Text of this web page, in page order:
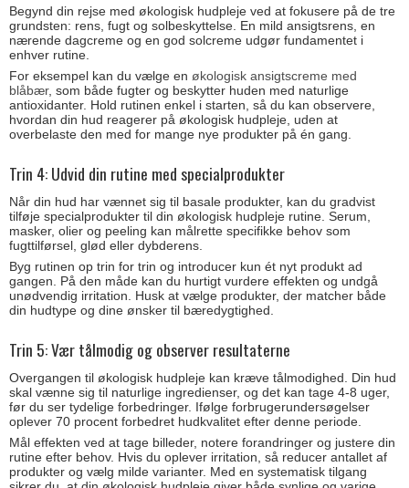
Begynd din rejse med økologisk hudpleje ved at fokusere på de tre
grundsten: rens, fugt og solbeskyttelse. En mild ansigtsrens, en
nærende dagcreme og en god solcreme udgør fundamentet i
enhver rutine.
For eksempel kan du vælge en økologisk ansigtscreme med
blåbær, som både fugter og beskytter huden med naturlige
antioxidanter. Hold rutinen enkel i starten, så du kan observere,
hvordan din hud reagerer på økologisk hudpleje, uden at
overbelaste den med for mange nye produkter på én gang.
Trin 4: Udvid din rutine med specialprodukter
Når din hud har vænnet sig til basale produkter, kan du gradvist
tilføje specialprodukter til din økologisk hudpleje rutine. Serum,
masker, olier og peeling kan målrette specifikke behov som
fugttilførsel, glød eller dybderens.
Byg rutinen op trin for trin og introducer kun ét nyt produkt ad
gangen. På den måde kan du hurtigt vurdere effekten og undgå
unødvendig irritation. Husk at vælge produkter, der matcher både
din hudtype og dine ønsker til bæredygtighed.
Trin 5: Vær tålmodig og observer resultaterne
Overgangen til økologisk hudpleje kan kræve tålmodighed. Din hud
skal vænne sig til naturlige ingredienser, og det kan tage 4-8 uger,
før du ser tydelige forbedringer. Ifølge forbrugerundersøgelser
oplever 70 procent forbedret hudkvalitet efter denne periode.
Mål effekten ved at tage billeder, notere forandringer og justere din
rutine efter behov. Hvis du oplever irritation, så reducer antallet af
produkter og vælg milde varianter. Med en systematisk tilgang